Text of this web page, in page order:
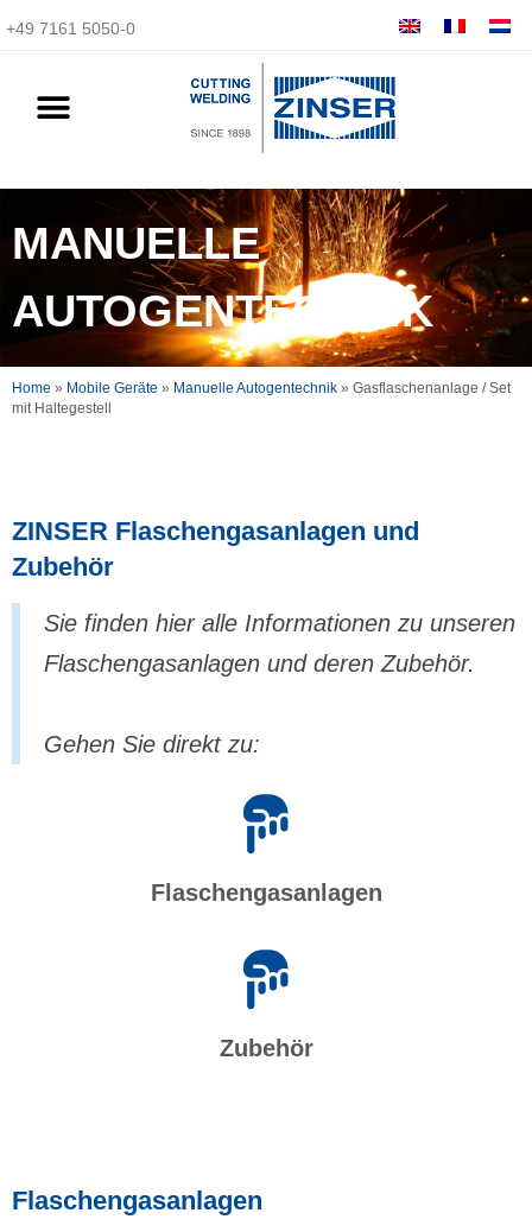
+49 7161 5050-0
MANUELLE
AUTOGENTECHNIK
Home » Mobile Geräte » Manuelle Autogentechnik » Gasflaschenanlage / Set
mit Haltegestell
ZINSER Flaschengasanlagen und
Zubehör
Sie finden hier alle Informationen zu unseren
Flaschengasanlagen und deren Zubehör.
Gehen Sie direkt zu:
Flaschengasanlagen
Zubehör
Flaschengasanlagen